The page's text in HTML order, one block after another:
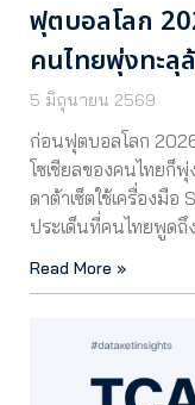
ฟุตบอลโลก
คนไทยพุ่งทะลุ
5 มิถุนายน 2569
ก่อนฟุตบอลโลก
โซเชียลของคนไทยก็
ดาต้าเซ็ตใช้เครื่องมื
ประเด็นที่คนไทยพูดถึ
Read More »